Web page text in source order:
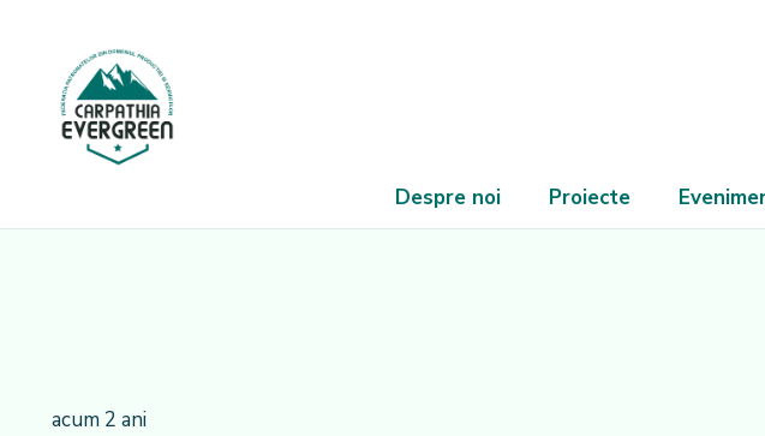
Despre noi Proiecte
acum 2 ani